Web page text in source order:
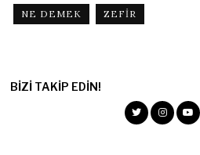
NE DEMEK ZEFIR
BIZI TAKIP EDIN!